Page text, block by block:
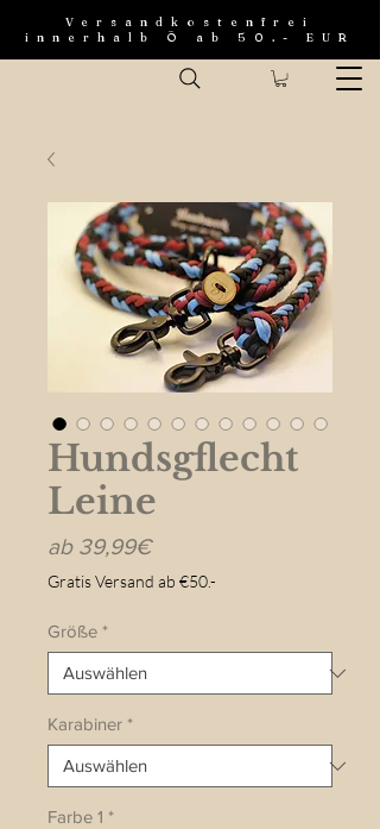
Versandkostenfrei
innerhalb Ö ab 50.- EUR
Hundsgflecht
Leine
ab 39,99€Sale-
Preis
Gratis Versand ab €50.-
Größe *
Karabiner *
Farbe 1 *